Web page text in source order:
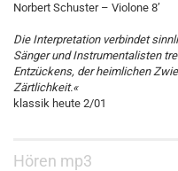
Norbert Schuster – Violone 8’
Die Interpretation verbindet
Sänger und Instrumentalisten
Entzückens, der heimlichen
Zärtlichkeit.«
klassik heute 2/01
Hören mp3